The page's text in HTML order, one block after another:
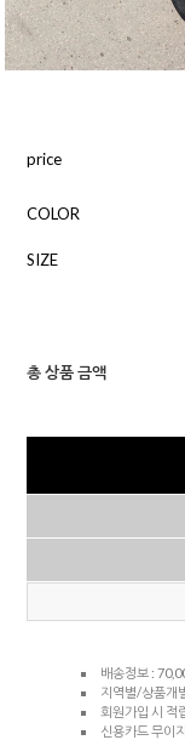
price
COLOR
SIZE
총 상품 금액
배송정보 :
지역별/상품개
회원가입 시 적
신용카드 무이